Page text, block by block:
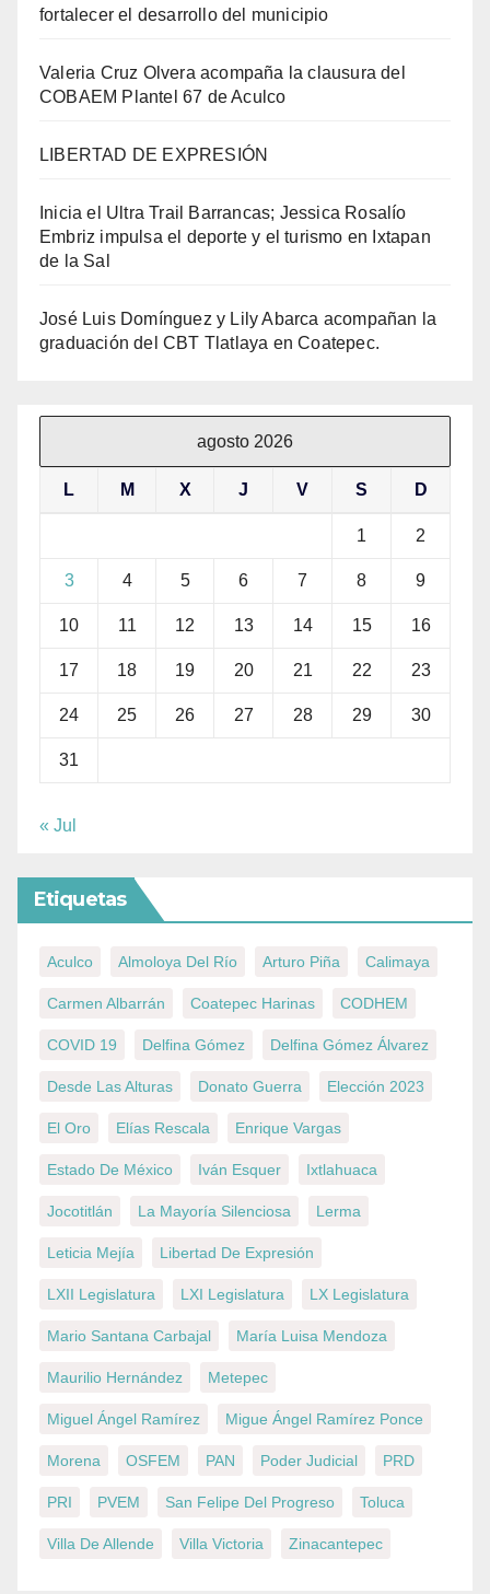
fortalecer el desarrollo del municipio
Valeria Cruz Olvera acompaña la clausura del
COBAEM Plantel 67 de Aculco
LIBERTAD DE EXPRESIÓN
Inicia el Ultra Trail Barrancas; Jessica Rosalío
Embriz impulsa el deporte y el turismo en Ixtapan
de la Sal
José Luis Domínguez y Lily Abarca acompañan la
graduación del CBT Tlatlaya en Coatepec.
agosto 2026
L M X J V S D
1 2
3 4 5 6 7 8 9
10 11 12 13 14 15 16
17 18 19 20 21 22 23
24 25 26 27 28 29 30
31
« Jul
Etiquetas
Aculco Almoloya Del Río Arturo Piña Calimaya
Carmen Albarrán Coatepec Harinas CODHEM
COVID 19 Delfina Gómez Delfina Gómez Álvarez
Desde Las Alturas Donato Guerra Elección 2023
El Oro Elías Rescala Enrique Vargas
Estado De México Iván Esquer Ixtlahuaca
Jocotitlán La Mayoría Silenciosa Lerma
Leticia Mejía Libertad De Expresión
LXII Legislatura LXI Legislatura LX Legislatura
Mario Santana Carbajal María Luisa Mendoza
Maurilio Hernández Metepec
Miguel Ángel Ramírez Migue Ángel Ramírez Ponce
Morena OSFEM PAN Poder Judicial PRD
PRI PVEM San Felipe Del Progreso Toluca
Villa De Allende Villa Victoria Zinacantepec